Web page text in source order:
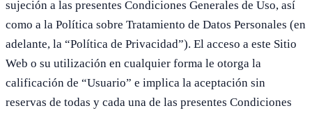
sujeción a las presentes Condiciones Generales de Uso, así
como a la Política sobre Tratamiento de Datos Personales (en
adelante, la “Política de Privacidad”). El acceso a este Sitio
Web o su utilización en cualquier forma le otorga la
calificación de “Usuario” e implica la aceptación sin
reservas de todas y cada una de las presentes Condiciones